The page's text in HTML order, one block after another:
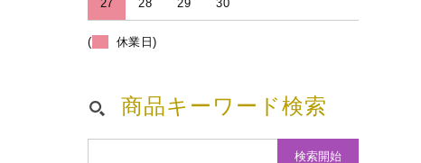
27 28 29 30
( 休業日)
商品キーワード検索